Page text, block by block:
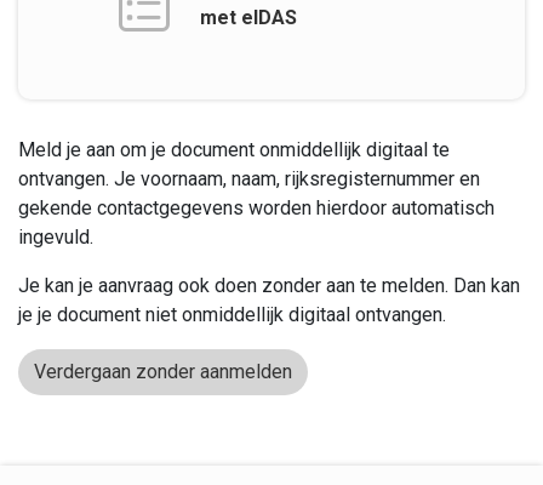
met eIDAS
Meld je aan om je document onmiddellijk digitaal te
ontvangen. Je voornaam, naam, rijksregisternummer en
gekende contactgegevens worden hierdoor automatisch
ingevuld.
Je kan je aanvraag ook doen zonder aan te melden. Dan kan
je je document niet onmiddellijk digitaal ontvangen.
Verdergaan zonder aanmelden